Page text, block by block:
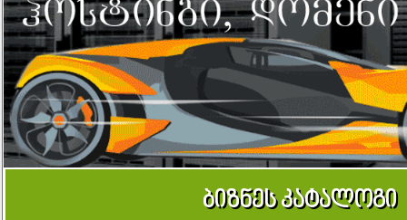
ბიზნეს კატალოგი